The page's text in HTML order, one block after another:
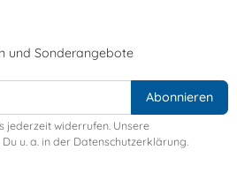
und Sonderangebote
jederzeit widerrufen. Unsere
u. a. in der Datenschutzerklärung.